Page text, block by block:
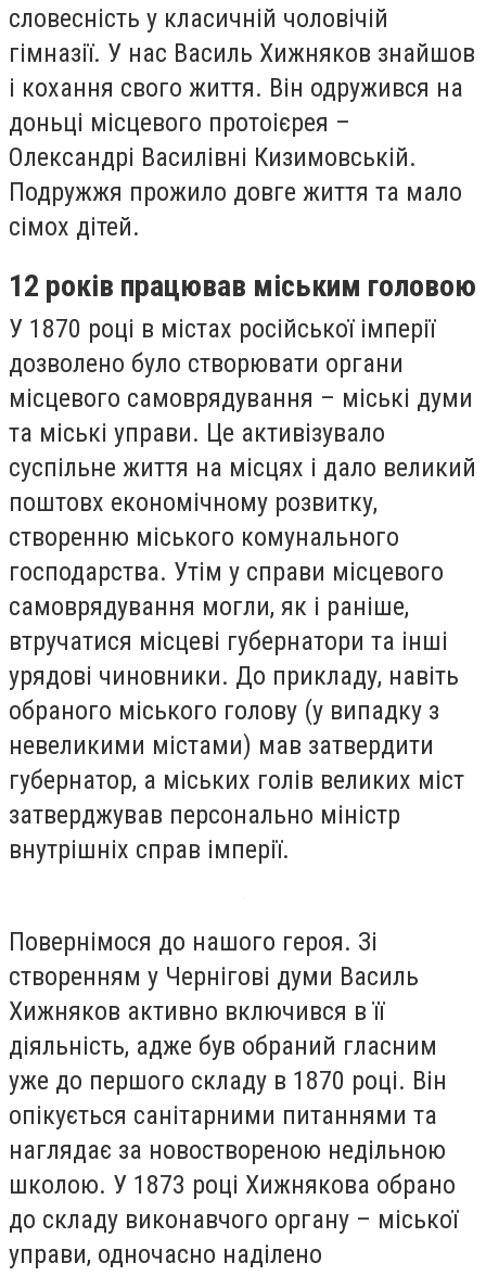
словесність у класичній чоловічій
гімназії. У нас Василь Хижняков знайшов
і кохання свого життя. Він одружився на
доньці місцевого протоієрея –
Олександрі Василівні Кизимовській.
Подружжя прожило довге життя та мало
сімох дітей.
12 років працював міським головою
У 1870 році в містах російської імперії
дозволено було створювати органи
місцевого самоврядування – міські думи
та міські управи. Це активізувало
суспільне життя на місцях і дало великий
поштовх економічному розвитку,
створенню міського комунального
господарства. Утім у справи місцевого
самоврядування могли, як і раніше,
втручатися місцеві губернатори та інші
урядові чиновники. До прикладу, навіть
обраного міського голову (у випадку з
невеликими містами) мав затвердити
губернатор, а міських голів великих міст
затверджував персонально міністр
внутрішніх справ імперії.
Повернімося до нашого героя. Зі
створенням у Чернігові думи Василь
Хижняков активно включився в її
діяльність, адже був обраний гласним
уже до першого складу в 1870 році. Він
опікується санітарними питаннями та
наглядає за новоствореною недільною
школою. У 1873 році Хижнякова обрано
до складу виконавчого органу – міської
управи, одночасно наділено